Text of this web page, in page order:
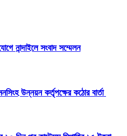
নান্দাইলে সংবাদ সম্মেলন
উন্নয়ন কর্তৃপক্ষের কঠোর বার্তা